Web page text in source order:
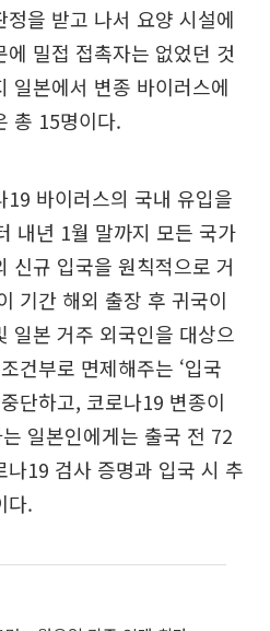
을 받고 나서 요양 시설에
밀접 접촉자는 없었던 것
일본에서 변종 바이러스에
총 15명이다.
바이러스의 국내 유입을
내년 1월 말까지 모든 국가
신규 입국을 원칙적으로 거
기간 해외 출장 후 귀국이
일본 거주 외국인을 대상으
건부로 면제해주는 ‘입국
단하고, 코로나19 변종이
일본인에게는 출국 전 72
19 검사 증명과 입국 시 추
다.